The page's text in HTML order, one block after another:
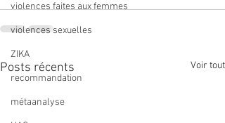
violences faites aux femmes
violences sexuelles
ZIKA
recommandation
métaanalyse
Posts récents Voir tout